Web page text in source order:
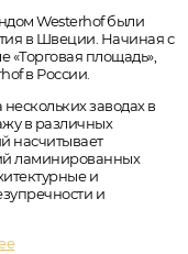
Westerhof были
в Швеции. Начиная с
«Торговая площадь»,
в России.
заводах в
в различных
насчитывает
ламинированных
и
и